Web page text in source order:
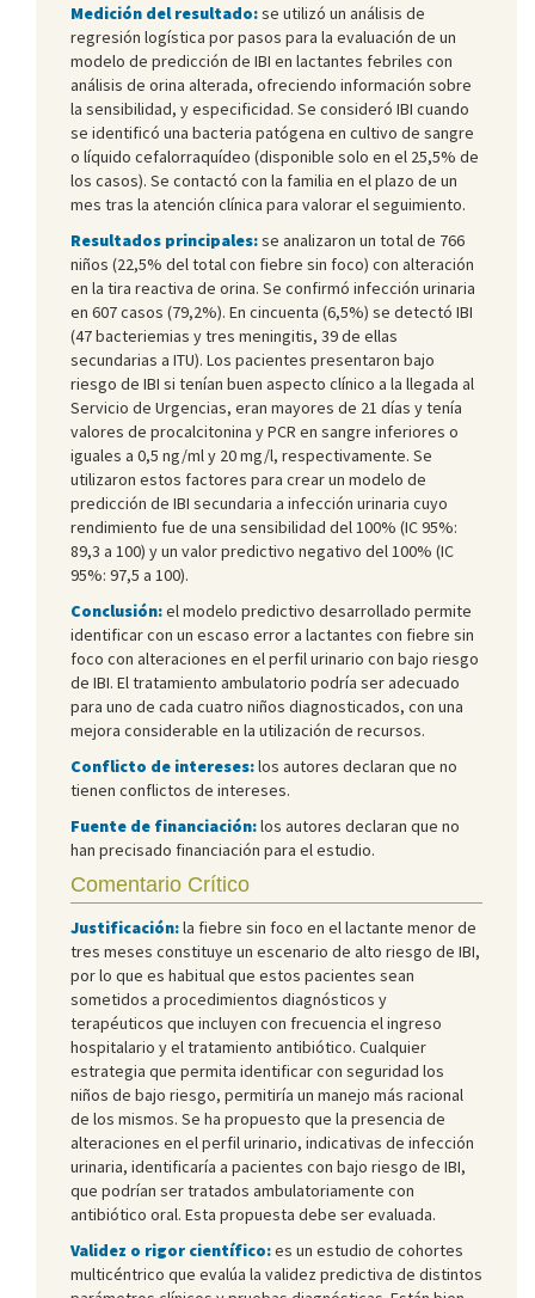
Medición del resultado:se utilizó un análisis de
regresión logística por pasos para la evaluación de un
modelo de predicción de IBI en lactantes febriles con
análisis de orina alterada, ofreciendo información sobre
la sensibilidad, y especificidad. Se consideró IBI cuando
se identificó una bacteria patógena en cultivo de sangre
o líquido cefalorraquídeo (disponible solo en el 25,5% de
los casos). Se contactó con la familia en el plazo de un
mes tras la atención clínica para valorar el seguimiento.
Resultados principales:se analizaron un total de 766
niños (22,5% del total con fiebre sin foco) con alteración
en la tira reactiva de orina. Se confirmó infección urinaria
en 607 casos (79,2%). En cincuenta (6,5%) se detectó IBI
(47 bacteriemias y tres meningitis, 39 de ellas
secundarias a ITU). Los pacientes presentaron bajo
riesgo de IBI si tenían buen aspecto clínico a la llegada al
Servicio de Urgencias, eran mayores de 21 días y tenía
valores de procalcitonina y PCR en sangre inferiores o
iguales a 0,5 ng/ml y 20 mg/l, respectivamente. Se
utilizaron estos factores para crear un modelo de
predicción de IBI secundaria a infección urinaria cuyo
rendimiento fue de una sensibilidad del 100% (IC 95%:
89,3 a 100) y un valor predictivo negativo del 100% (IC
95%: 97,5 a 100).
Conclusión:el modelo predictivo desarrollado permite
identificar con un escaso error a lactantes con fiebre sin
foco con alteraciones en el perfil urinario con bajo riesgo
de IBI. El tratamiento ambulatorio podría ser adecuado
para uno de cada cuatro niños diagnosticados, con una
mejora considerable en la utilización de recursos.
Conflicto de intereses:los autores declaran que no
tienen conflictos de intereses.
Fuente de financiación:los autores declaran que no
han precisado financiación para el estudio.
Comentario Crítico
Justificación:la fiebre sin foco en el lactante menor de
tres meses constituye un escenario de alto riesgo de IBI,
por lo que es habitual que estos pacientes sean
sometidos a procedimientos diagnósticos y
terapéuticos que incluyen con frecuencia el ingreso
hospitalario y el tratamiento antibiótico. Cualquier
estrategia que permita identificar con seguridad los
niños de bajo riesgo, permitiría un manejo más racional
de los mismos. Se ha propuesto que la presencia de
alteraciones en el perfil urinario, indicativas de infección
urinaria, identificaría a pacientes con bajo riesgo de IBI,
que podrían ser tratados ambulatoriamente con
antibiótico oral. Esta propuesta debe ser evaluada.
Validez o rigor científico:es un estudio de cohortes
multicéntrico que evalúa la validez predictiva de distintos